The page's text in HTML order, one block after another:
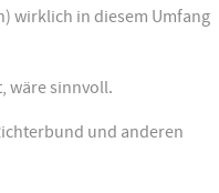
wirklich in diesem Umfang
wäre sinnvoll.
und anderen